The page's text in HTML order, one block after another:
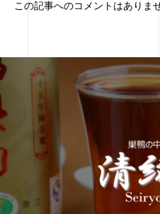
この記事へのコメントはありま